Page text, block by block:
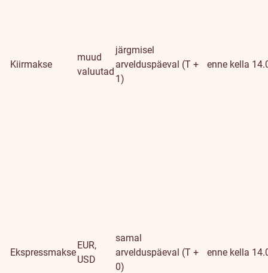
Kiirmakse
muud
valuutad
järgmisel
arvelduspäeval (T +
1)
enne kella
Ekspressmakse
EUR,
USD
samal
arvelduspäeval (T +
0)
enne kella